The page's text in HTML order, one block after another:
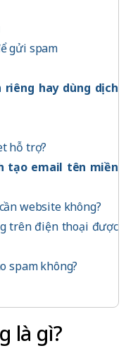
gửi spam
hay dùng dịch
hỗ trợ?
tạo email tên miền
website không?
trên điện thoại được
spam không?
là gì?